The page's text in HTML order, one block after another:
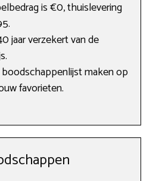
is €0, thuislevering
jaar verzekert van de
maken op
favorieten.